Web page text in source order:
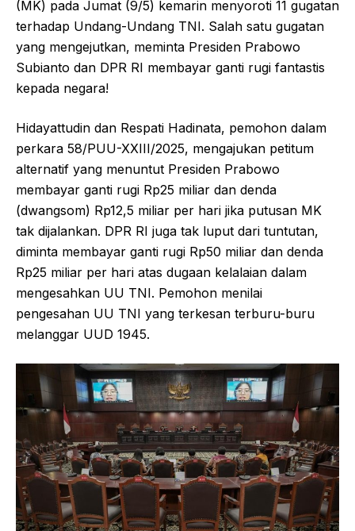
(MK) pada Jumat (9/5) kemarin menyoroti 11 gugatan
terhadap Undang-Undang TNI. Salah satu gugatan
yang mengejutkan, meminta Presiden Prabowo
Subianto dan DPR RI membayar ganti rugi fantastis
kepada negara!
Hidayattudin dan Respati Hadinata, pemohon dalam
perkara 58/PUU-XXIII/2025, mengajukan petitum
alternatif yang menuntut Presiden Prabowo
membayar ganti rugi Rp25 miliar dan denda
(dwangsom) Rp12,5 miliar per hari jika putusan MK
tak dijalankan. DPR RI juga tak luput dari tuntutan,
diminta membayar ganti rugi Rp50 miliar dan denda
Rp25 miliar per hari atas dugaan kelalaian dalam
mengesahkan UU TNI. Pemohon menilai
pengesahan UU TNI yang terkesan terburu-buru
melanggar UUD 1945.